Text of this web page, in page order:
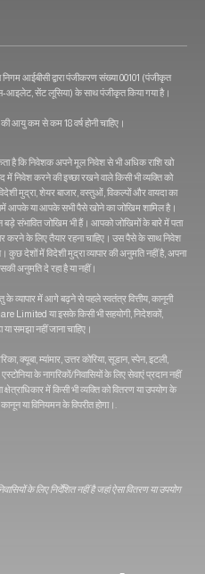
आईबीसी द्वारा पंजीकरण संख्या 00101 (पंजीकृत
आइलेट, सेंट लूसिया) के साथ पंजीकृत किया गया है।
आयु कम से कम 18 वर्ष होनी चाहिए।
है कि निवेशक अपने मूल निवेश से भी अधिक राशि खो
निवेश करने की इच्छा रखने वाले किसी भी व्यक्ति को
मुद्रा, शेयर बाजार, वस्तुओं, विकल्पों और वायदा का
आपके या आपके सभी पैसे खोने का जोखिम शामिल है।
बड़े संभावित जोखिम भी हैं। आपको जोखिमों के बारे में पता
करने के लिए तैयार रहना चाहिए। उस पैसे के साथ निवेश
देशों में विदेशी मुद्रा व्यापार की अनुमति नहीं है, अपना
अनुमति दे रहा है या नहीं।
के व्यापार में आगे बढ़ने से पहले स्वतंत्र वित्तीय, कानूनी
Limited या इसके किसी भी सहयोगी, निदेशकों,
समझा नहीं जाना चाहिए।
क्यूबा, म्यांमार, उत्तर कोरिया, सूडान, स्पेन, इटली,
के नागरिकों/निवासियों के लिए सेवाएं प्रदान नहीं
में किसी भी व्यक्ति को वितरण या उपयोग के
या विनियमन के विपरीत होगा।.
के लिए निर्देशित नहीं है जहां ऐसा वितरण या उपयोग